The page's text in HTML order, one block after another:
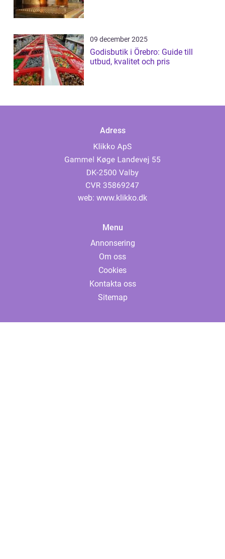
09 december 2025
Godisbutik i Örebro: Guide till
utbud, kvalitet och pris
Adress
web: www.klikko.dk
Menu
Annonsering
Om oss
Cookies
Kontakta oss
Sitemap